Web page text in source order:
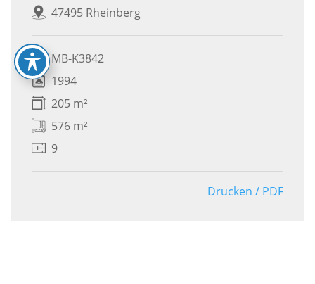
47495 Rheinberg
MB-K3842
1994
205 m²
576 m²
9
Drucken / PDF